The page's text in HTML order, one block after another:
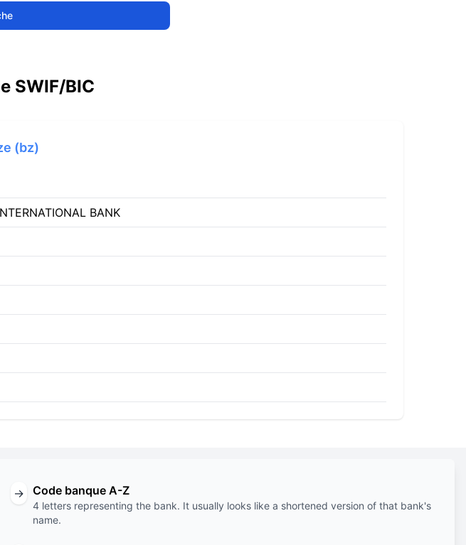
SWIF/BIC
(bz)
BANK
→ Code banque A-Z
4 letters representing the bank. It usually looks like a shortened version of that bank's
name.